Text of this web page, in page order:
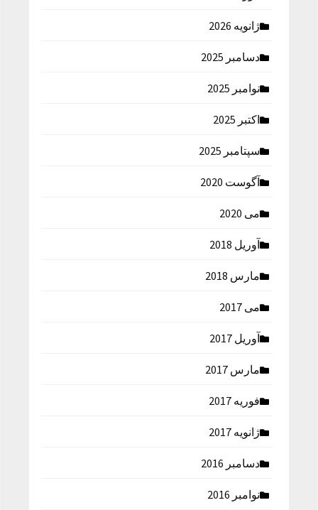
ژانویه 2026
دسامبر 2025
نوامبر 2025
اکتبر 2025
سپتامبر 2025
آگوست 2020
می 2020
آوریل 2018
مارس 2018
می 2017
آوریل 2017
مارس 2017
فوریه 2017
ژانویه 2017
دسامبر 2016
نوامبر 2016